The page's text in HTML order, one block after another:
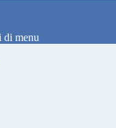
di menu